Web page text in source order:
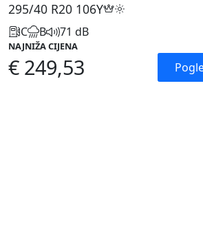
295/40 R20 106Y
C B 71 dB
NAJNIŽA CIJENA
€ 249,53